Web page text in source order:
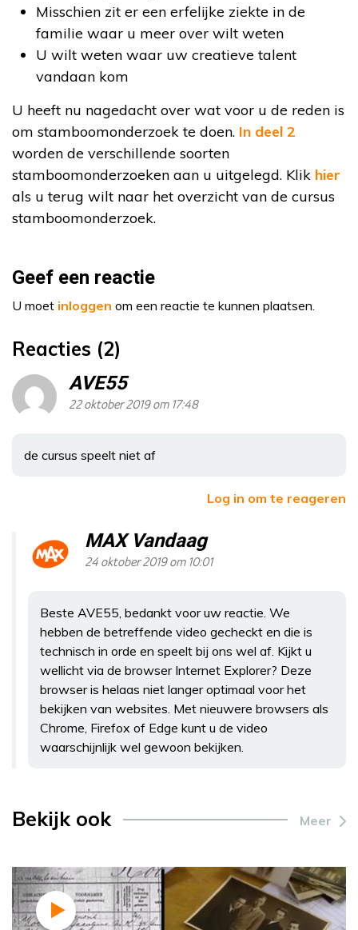
Misschien zit er een erfelijke ziekte in de
familie waar u meer over wilt weten
U wilt weten waar uw creatieve talent
vandaan kom
U heeft nu nagedacht over wat voor u de reden is
om stamboomonderzoek te doen. In deel 2
worden de verschillende soorten
stamboomonderzoeken aan u uitgelegd. Klik hier
als u terug wilt naar het overzicht van de cursus
stamboomonderzoek.
Geef een reactie
U moet inloggen om een reactie te kunnen plaatsen.
Reacties (2)
AVE55
22 oktober 2019 om 17:48
de cursus speelt niet af
Log in om te reageren
MAX Vandaag
24 oktober 2019 om 10:01
Beste AVE55, bedankt voor uw reactie. We
hebben de betreffende video gecheckt en die is
technisch in orde en speelt bij ons wel af. Kijkt u
wellicht via de browser Internet Explorer? Deze
browser is helaas niet langer optimaal voor het
bekijken van websites. Met nieuwere browsers als
Chrome, Firefox of Edge kunt u de video
waarschijnlijk wel gewoon bekijken.
Bekijk ook Meer